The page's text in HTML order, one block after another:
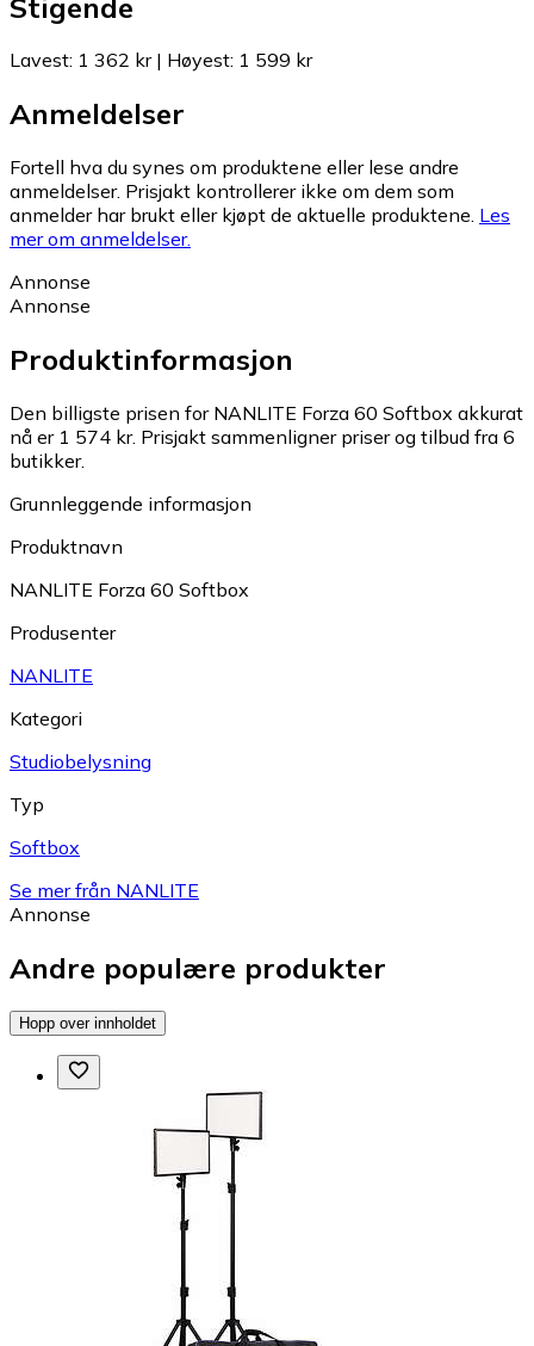
Lavest: 1 362 kr| Høyest: 1 599 kr
Anmeldelser
Fortell hva du synes om produktene eller lese andre
anmeldelser. Prisjakt kontrollerer ikke om dem som
anmelder har brukt eller kjøpt de aktuelle produktene. Les
mer om anmeldelser.
Annonse
Annonse
Produktinformasjon
Den billigste prisen for NANLITE Forza 60 Softbox akkurat
nå er 1 574 kr. Prisjakt sammenligner priser og tilbud fra 6
butikker.
Grunnleggende informasjon
Produktnavn
NANLITE Forza 60 Softbox
Produsenter
NANLITE
Kategori
Studiobelysning
Typ
Softbox
Se mer från NANLITE
Annonse
Andre populære produkter
Hopp over innholdet